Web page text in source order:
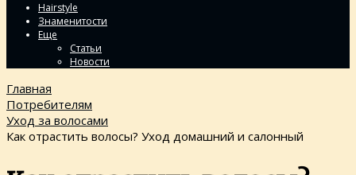
Hairstyle
Знаменитости
Еще
Статьи
Новости
Главная
Потребителям
Уход за волосами
Как отрастить волосы? Уход домашний и салонный